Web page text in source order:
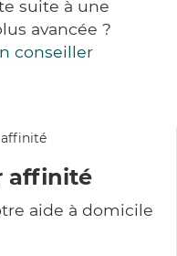
suite à une
avancée ?
conseiller
affinité
aide à domicile